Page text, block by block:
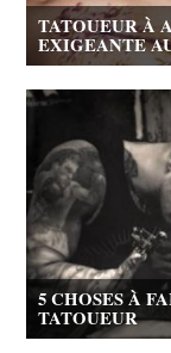
TATOUEUR À
EXIGEANTE
5 CHOSES À
TATOUEUR